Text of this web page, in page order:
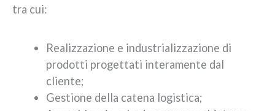
tra cui:
Realizzazione e industrializzazione di
prodotti progettati interamente dal
cliente;
Gestione della catena logistica;